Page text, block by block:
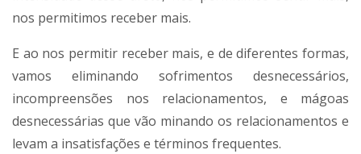
nos permitimos receber mais.
E ao nos permitir receber mais, e de diferentes formas,
vamos eliminando sofrimentos desnecessários,
incompreensões nos relacionamentos, e mágoas
desnecessárias que vão minando os relacionamentos e
levam a insatisfações e términos frequentes.